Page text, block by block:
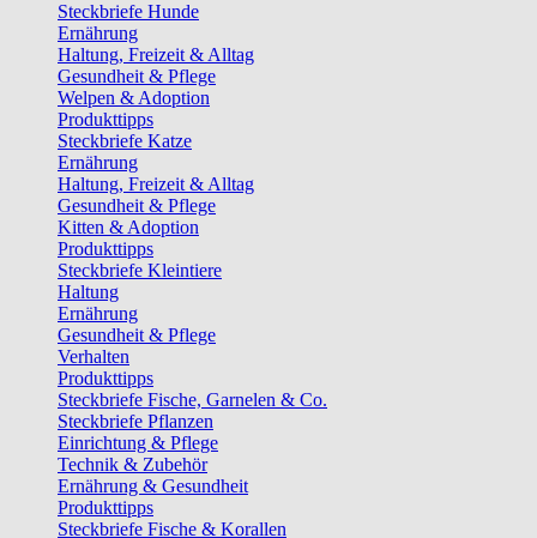
Steckbriefe Hunde
Ernährung
Haltung, Freizeit & Alltag
Gesundheit & Pflege
Welpen & Adoption
Produkttipps
Steckbriefe Katze
Ernährung
Haltung, Freizeit & Alltag
Gesundheit & Pflege
Kitten & Adoption
Produkttipps
Steckbriefe Kleintiere
Haltung
Ernährung
Gesundheit & Pflege
Verhalten
Produkttipps
Steckbriefe Fische, Garnelen & Co.
Steckbriefe Pflanzen
Einrichtung & Pflege
Technik & Zubehör
Ernährung & Gesundheit
Produkttipps
Steckbriefe Fische & Korallen